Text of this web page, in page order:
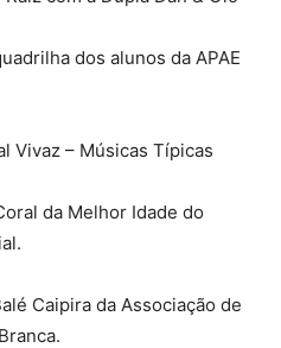
dos alunos da APAE
Vivaz – Músicas Típicas
da Melhor Idade do
Caipira da Associação de